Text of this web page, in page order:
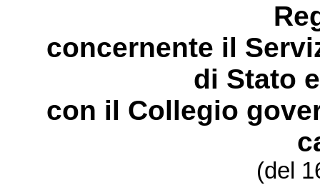
concernente il
di Stato
con il Collegio
(del